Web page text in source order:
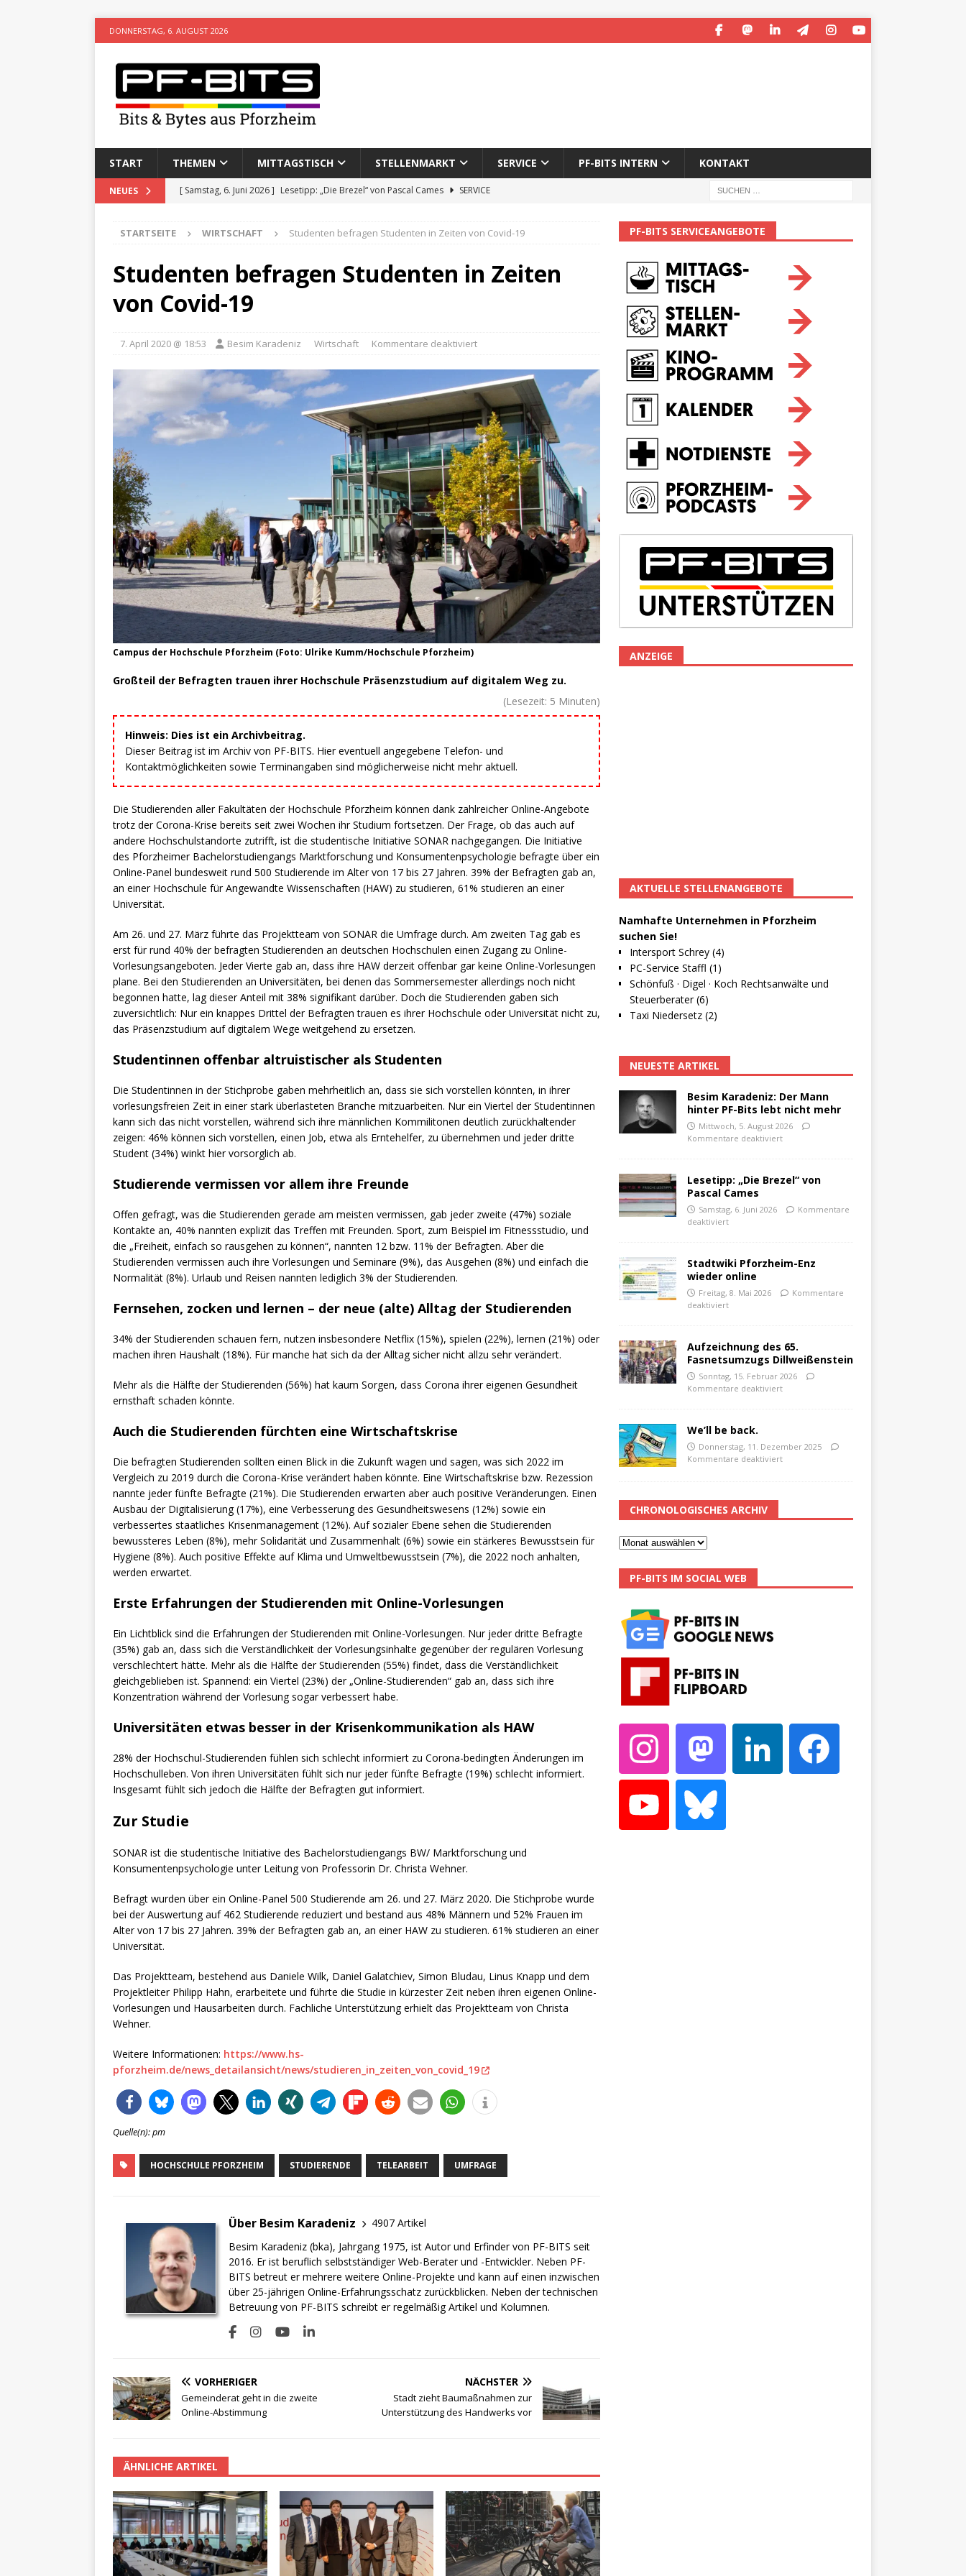
DONNERSTAG, 6. AUGUST 2026
START THEMEN MITTAGSTISCH STELLENMARKT SERVICE PF-BITS INTERN KONTAKT
NEUES [ Samstag, 6. Juni 2026 ] Lesetipp: „Die Brezel“ von Pascal Cames
SERVICE
[ Sonntag, 15. Februar 2026 ] Aufzeichnung des 65. Fasnetsumzugs Dillweißenstein
VERANSTALTUNGEN
[ Donnerstag, 11. Dezember 2025 ]
[ Mittwoch, 5. August 2026 ]
STARTSEITE WIRTSCHAFT Studenten befragen Studenten in Zeiten von Covid-19
Studenten befragen Studenten in Zeiten
von Covid-19
7. April 2020 @ 18:53 Besim Karadeniz Wirtschaft Kommentare deaktiviert
Campus der Hochschule Pforzheim (Foto: Ulrike Kumm/Hochschule Pforzheim)
Großteil der Befragten trauen ihrer Hochschule Präsenzstudium auf digitalem Weg zu.
(Lesezeit: 5 Minuten)
Hinweis: Dies ist ein Archivbeitrag.
Dieser Beitrag ist im Archiv von PF-BITS. Hier eventuell angegebene Telefon- und
Kontaktmöglichkeiten sowie Terminangaben sind möglicherweise nicht mehr aktuell.
Die Studierenden aller Fakultäten der Hochschule Pforzheim können dank zahlreicher Online-Angebote
trotz der Corona-Krise bereits seit zwei Wochen ihr Studium fortsetzen. Der Frage, ob das auch auf
andere Hochschulstandorte zutrifft, ist die studentische Initiative SONAR nachgegangen. Die Initiative
des Pforzheimer Bachelorstudiengangs Marktforschung und Konsumentenpsychologie befragte über ein
Online-Panel bundesweit rund 500 Studierende im Alter von 17 bis 27 Jahren. 39% der Befragten gab an,
an einer Hochschule für Angewandte Wissenschaften (HAW) zu studieren, 61% studieren an einer
Universität.
Am 26. und 27. März führte das Projektteam von SONAR die Umfrage durch. Am zweiten Tag gab es
erst für rund 40% der befragten Studierenden an deutschen Hochschulen einen Zugang zu Online-
Vorlesungsangeboten. Jeder Vierte gab an, dass ihre HAW derzeit offenbar gar keine Online-Vorlesungen
plane. Bei den Studierenden an Universitäten, bei denen das Sommersemester allerdings noch nicht
begonnen hatte, lag dieser Anteil mit 38% signifikant darüber. Doch die Studierenden gaben sich
zuversichtlich: Nur ein knappes Drittel der Befragten trauen es ihrer Hochschule oder Universität nicht zu,
das Präsenzstudium auf digitalem Wege weitgehend zu ersetzen.
Studentinnen offenbar altruistischer als Studenten
Die Studentinnen in der Stichprobe gaben mehrheitlich an, dass sie sich vorstellen könnten, in ihrer
vorlesungsfreien Zeit in einer stark überlasteten Branche mitzuarbeiten. Nur ein Viertel der Studentinnen
kann sich das nicht vorstellen, während sich ihre männlichen Kommilitonen deutlich zurückhaltender
zeigen: 46% können sich vorstellen, einen Job, etwa als Erntehelfer, zu übernehmen und jeder dritte
Student (34%) winkt hier vorsorglich ab.
Studierende vermissen vor allem ihre Freunde
Offen gefragt, was die Studierenden gerade am meisten vermissen, gab jeder zweite (47%) soziale
Kontakte an, 40% nannten explizit das Treffen mit Freunden. Sport, zum Beispiel im Fitnessstudio, und
die „Freiheit, einfach so rausgehen zu können“, nannten 12 bzw. 11% der Befragten. Aber die
Studierenden vermissen auch ihre Vorlesungen und Seminare (9%), das Ausgehen (8%) und einfach die
Normalität (8%). Urlaub und Reisen nannten lediglich 3% der Studierenden.
Fernsehen, zocken und lernen – der neue (alte) Alltag der Studierenden
34% der Studierenden schauen fern, nutzen insbesondere Netflix (15%), spielen (22%), lernen (21%) oder
machen ihren Haushalt (18%). Für manche hat sich da der Alltag sicher nicht allzu sehr verändert.
Mehr als die Hälfte der Studierenden (56%) hat kaum Sorgen, dass Corona ihrer eigenen Gesundheit
ernsthaft schaden könnte.
Auch die Studierenden fürchten eine Wirtschaftskrise
Die befragten Studierenden sollten einen Blick in die Zukunft wagen und sagen, was sich 2022 im
Vergleich zu 2019 durch die Corona-Krise verändert haben könnte. Eine Wirtschaftskrise bzw. Rezession
nannte jeder fünfte Befragte (21%). Die Studierenden erwarten aber auch positive Veränderungen. Einen
Ausbau der Digitalisierung (17%), eine Verbesserung des Gesundheitswesens (12%) sowie ein
verbessertes staatliches Krisenmanagement (12%). Auf sozialer Ebene sehen die Studierenden
bewussteres Leben (8%), mehr Solidarität und Zusammenhalt (6%) sowie ein stärkeres Bewusstsein für
Hygiene (8%). Auch positive Effekte auf Klima und Umweltbewusstsein (7%), die 2022 noch anhalten,
werden erwartet.
Erste Erfahrungen der Studierenden mit Online-Vorlesungen
Ein Lichtblick sind die Erfahrungen der Studierenden mit Online-Vorlesungen. Nur jeder dritte Befragte
(35%) gab an, dass sich die Verständlichkeit der Vorlesungsinhalte gegenüber der regulären Vorlesung
verschlechtert hätte. Mehr als die Hälfte der Studierenden (55%) findet, dass die Verständlichkeit
gleichgeblieben ist. Spannend: ein Viertel (23%) der „Online-Studierenden“ gab an, dass sich ihre
Konzentration während der Vorlesung sogar verbessert habe.
Universitäten etwas besser in der Krisenkommunikation als HAW
28% der Hochschul-Studierenden fühlen sich schlecht informiert zu Corona-bedingten Änderungen im
Hochschulleben. Von ihren Universitäten fühlt sich nur jeder fünfte Befragte (19%) schlecht informiert.
Insgesamt fühlt sich jedoch die Hälfte der Befragten gut informiert.
Zur Studie
SONAR ist die studentische Initiative des Bachelorstudiengangs BW/ Marktforschung und
Konsumentenpsychologie unter Leitung von Professorin Dr. Christa Wehner.
Befragt wurden über ein Online-Panel 500 Studierende am 26. und 27. März 2020. Die Stichprobe wurde
bei der Auswertung auf 462 Studierende reduziert und bestand aus 48% Männern und 52% Frauen im
Alter von 17 bis 27 Jahren. 39% der Befragten gab an, an einer HAW zu studieren. 61% studieren an einer
Universität.
Das Projektteam, bestehend aus Daniele Wilk, Daniel Galatchiev, Simon Bludau, Linus Knapp und dem
Projektleiter Philipp Hahn, erarbeitete und führte die Studie in kürzester Zeit neben ihren eigenen Online-
Vorlesungen und Hausarbeiten durch. Fachliche Unterstützung erhielt das Projektteam von Christa
Wehner.
Weitere Informationen: https://www.hs-
pforzheim.de/news_detailansicht/news/studieren_in_zeiten_von_covid_19
Quelle(n): pm
HOCHSCHULE PFORZHEIM STUDIERENDE TELEARBEIT UMFRAGE
Über Besim Karadeniz
4907 Artikel
Besim Karadeniz (bka), Jahrgang 1975, ist Autor und Erfinder von PF-BITS seit
2016. Er ist beruflich selbstständiger Web-Berater und -Entwickler. Neben PF-
BITS betreut er mehrere weitere Online-Projekte und kann auf einen inzwischen
über 25-jährigen Online-Erfahrungsschatz zurückblicken. Neben der technischen
Betreuung von PF-BITS schreibt er regelmäßig Artikel und Kolumnen.
VORHERIGER
Gemeinderat geht in die zweite
Online-Abstimmung
NÄCHSTER
Stadt zieht Baumaßnahmen zur
Unterstützung des Handwerks vor
ÄHNLICHE ARTIKEL
PF-BITS SERVICEANGEBOTE
ANZEIGE
AKTUELLE STELLENANGEBOTE
Namhafte Unternehmen in Pforzheim
suchen Sie!
Intersport Schrey (4)
PC-Service Staffl (1)
Schönfuß · Digel · Koch Rechtsanwälte und
Steuerberater (6)
Taxi Niedersetz (2)
NEUESTE ARTIKEL
Besim Karadeniz: Der Mann
hinter PF-Bits lebt nicht mehr
Mittwoch, 5. August 2026
Kommentare deaktiviert
Lesetipp: „Die Brezel“ von
Pascal Cames
Samstag, 6. Juni 2026
Kommentare
deaktiviert
Stadtwiki Pforzheim-Enz
wieder online
Freitag, 8. Mai 2026
Kommentare
deaktiviert
Aufzeichnung des 65.
Fasnetsumzugs Dillweißenstein
Sonntag, 15. Februar 2026
Kommentare deaktiviert
We’ll be back.
Donnerstag, 11. Dezember 2025
Kommentare deaktiviert
CHRONOLOGISCHES ARCHIV
PF-BITS IM SOCIAL WEB